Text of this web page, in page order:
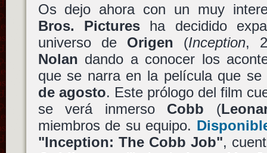
Os dejo ahora con un muy
Bros. Picturesha decidido
universo de Origen (Inception,
Nolan dando a conocer los
que se narra en la película que
de agosto. Este prólogo del film
se verá inmerso Cobb (
miembros de su equipo.
"Inception: The Cobb Job",